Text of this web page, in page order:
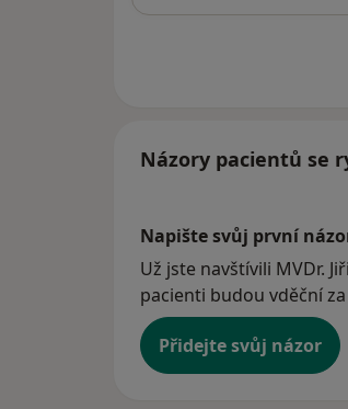
Názory pacientů se
Napište svůj první
Už jste navštívili MVDr.
pacienti budou vděční
Přidejte svůj názor